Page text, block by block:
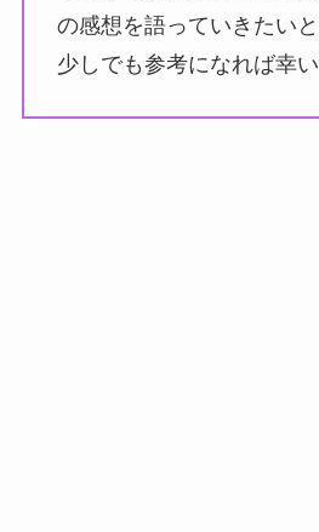
の感想を語っていきたいと
少しでも参考になれば幸